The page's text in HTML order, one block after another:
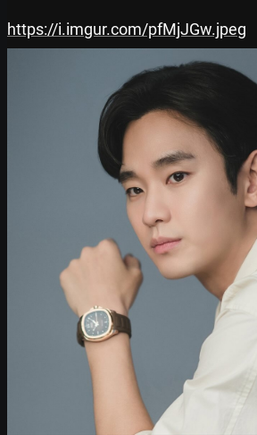
https://i.imgur.com/pfMjJGw.jpeg